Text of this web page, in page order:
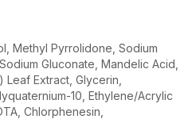
Methyl Pyrrolidone, Sodium
Gluconate, Mandelic Acid,
Leaf Extract, Glycerin,
10, Ethylene/Acrylic
Chlorphenesin,